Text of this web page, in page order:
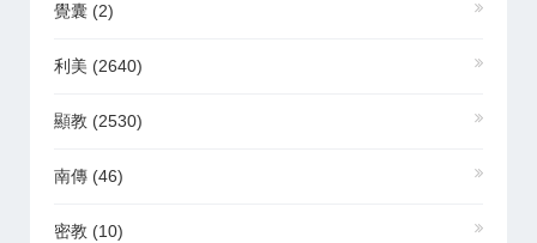
覺囊 (2)
利美 (2640)
顯教 (2530)
南傳 (46)
密教 (10)